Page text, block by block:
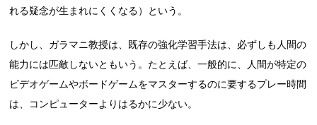
れる疑念が生まれにくくなる）という。
しかし、ガラマニ教授は、既存の強化学習手法は、必ずしも人間の
能力には匹敵しないともいう。たとえば、一般的に、人間が特定の
ビデオゲームやボードゲームをマスターするのに要するプレー時間
は、コンピューターよりはるかに少ない。